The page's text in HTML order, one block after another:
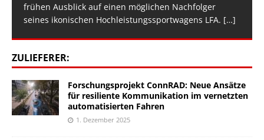
frühen Ausblick auf einen möglichen Nachfolger
seines ikonischen Hochleistungssportwagens LFA. […]
ZULIEFERER:
Forschungsprojekt ConnRAD: Neue Ansätze
für resiliente Kommunikation im vernetzten
automatisierten Fahren
1. Dezember 2025